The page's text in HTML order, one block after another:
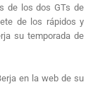
de los dos GTs de
de los rápidos y
su temporada de
en la web de su